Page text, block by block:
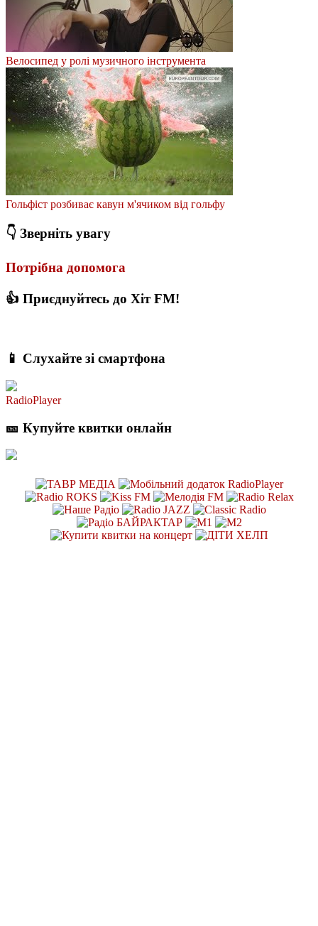
Велосипед у ролі музичного інструмента
Гольфіст розбиває кавун м'ячиком від гольфу
👇 Зверніть увагу
Потрібна допомога
👍 Приєднуйтесь до Хіт FM!
📱 Слухайте зі смартфона
RadioPlayer
🎫 Купуйте квитки онлайн